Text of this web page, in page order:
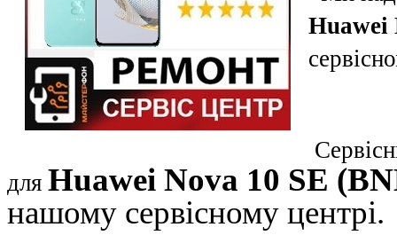
Huawei
для Huawei Nova 10 SE
нашому сервісному центрі.